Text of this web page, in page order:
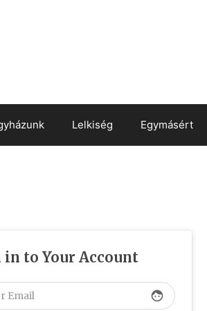
Lelkiség Egymásért
in to Your Account
face